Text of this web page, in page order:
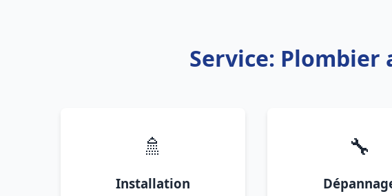
Service: Plombier
🚿
Installation
🔧